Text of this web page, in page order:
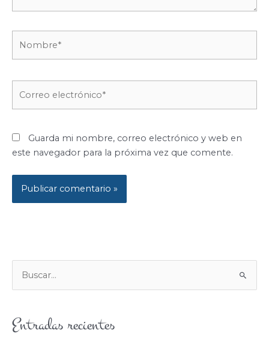
Guarda mi nombre, correo electrónico y web en
este navegador para la próxima vez que comente.
U
C
Entradas recientes